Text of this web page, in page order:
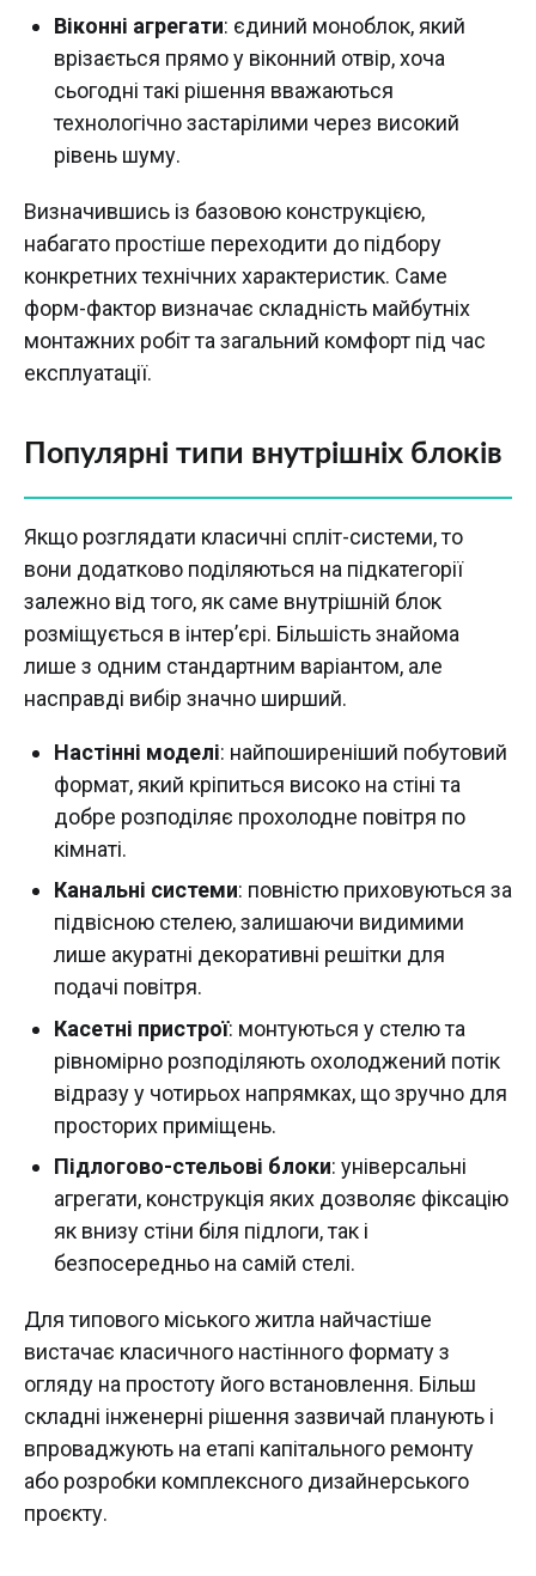
Віконні агрегати: єдиний моноблок, який
врізається прямо у віконний отвір, хоча
сьогодні такі рішення вважаються
технологічно застарілими через високий
рівень шуму.
Визначившись із базовою конструкцією,
набагато простіше переходити до підбору
конкретних технічних характеристик. Саме
форм-фактор визначає складність майбутніх
монтажних робіт та загальний комфорт під час
експлуатації.
Популярні типи внутрішніх блоків
Якщо розглядати класичні спліт-системи, то
вони додатково поділяються на підкатегорії
залежно від того, як саме внутрішній блок
розміщується в інтер’єрі. Більшість знайома
лише з одним стандартним варіантом, але
насправді вибір значно ширший.
Настінні моделі: найпоширеніший побутовий
формат, який кріпиться високо на стіні та
добре розподіляє прохолодне повітря по
кімнаті.
Канальні системи: повністю приховуються за
підвісною стелею, залишаючи видимими
лише акуратні декоративні решітки для
подачі повітря.
Касетні пристрої: монтуються у стелю та
рівномірно розподіляють охолоджений потік
відразу у чотирьох напрямках, що зручно для
просторих приміщень.
Підлогово-стельові блоки: універсальні
агрегати, конструкція яких дозволяє фіксацію
як внизу стіни біля підлоги, так і
безпосередньо на самій стелі.
Для типового міського житла найчастіше
вистачає класичного настінного формату з
огляду на простоту його встановлення. Більш
складні інженерні рішення зазвичай планують і
впроваджують на етапі капітального ремонту
або розробки комплексного дизайнерського
проєкту.